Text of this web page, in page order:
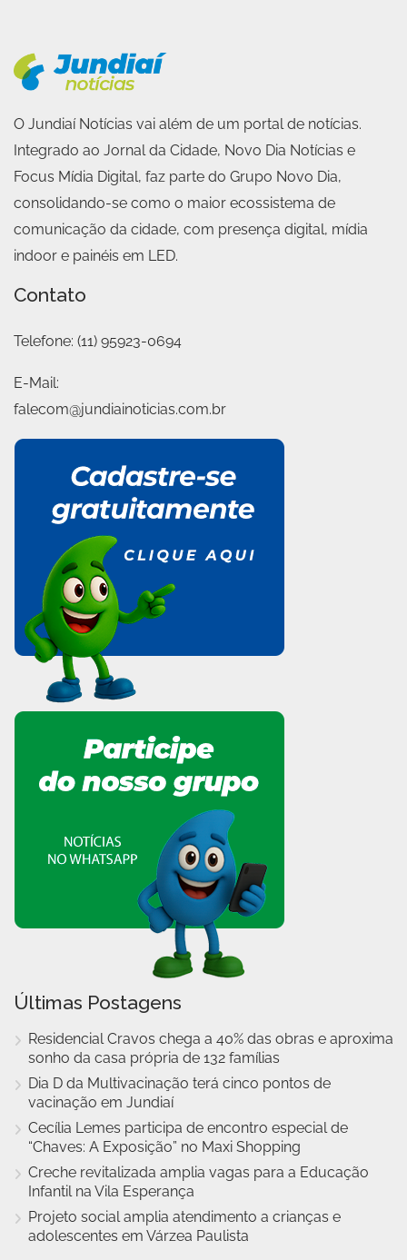
O Jundiaí Notícias vai além de um portal de notícias.
Integrado ao Jornal da Cidade, Novo Dia Notícias e
Focus Mídia Digital, faz parte do Grupo Novo Dia,
consolidando-se como o maior ecossistema de
comunicação da cidade, com presença digital, mídia
indoor e painéis em LED.
Contato
Telefone: (11) 95923-0694
E-Mail:
falecom@jundiainoticias.com.br
Últimas Postagens
Residencial Cravos chega a 40% das obras e aproxima
sonho da casa própria de 132 famílias
Dia D da Multivacinação terá cinco pontos de
vacinação em Jundiaí
Cecília Lemes participa de encontro especial de
“Chaves: A Exposição” no Maxi Shopping
Creche revitalizada amplia vagas para a Educação
Infantil na Vila Esperança
Projeto social amplia atendimento a crianças e
adolescentes em Várzea Paulista